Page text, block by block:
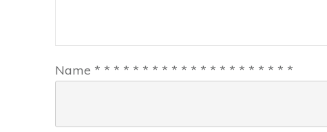
Name * * * * * * * * * * * * * * * * * * * * *